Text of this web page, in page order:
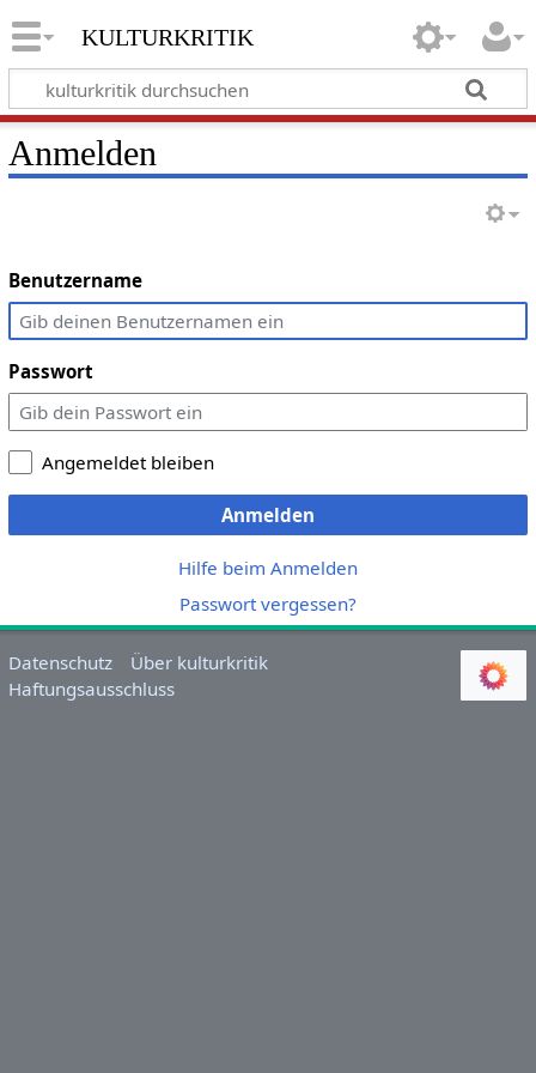
kulturkritik
Anmelden
Benutzername
Passwort
Angemeldet bleiben
Anmelden
Hilfe beim Anmelden
Passwort vergessen?
Datenschutz
Über kulturkritik
Haftungsausschluss